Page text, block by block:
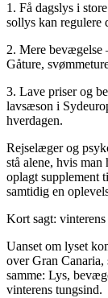
1. Få dagslys i
sollys kan regulere
2. Mere bevægelse
Gåture,
3. Lave priser og
lavsæson i
hverdagen.
Rejselæger og
stå alene, hvis
oplagt supplement
samtidig en
Kort sagt:
Uanset om lyset
over Gran Canaria,
samme: Lys,
vinterens tungsind.